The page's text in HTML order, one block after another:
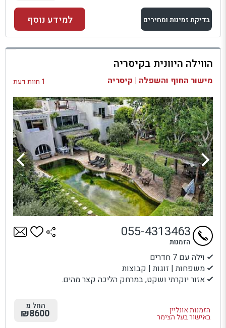
בדיקת זמינות ומחירים
למתחם זה
בדיקת זמינות ומחירים
למידע נוסף
הווילה היוונית בקיסריה
מישור החוף והשפלה | קיסריה 1 חוות דעת
וילה עם 7 חדרים
משפחות | זוגות | קבוצות
אזור יוקרתי ושקט, במרחק הליכה קצר מהים.
הזמנות אונליין
באישור בעל הצימר
055-4313463
הזמנות
החל מ
₪8600